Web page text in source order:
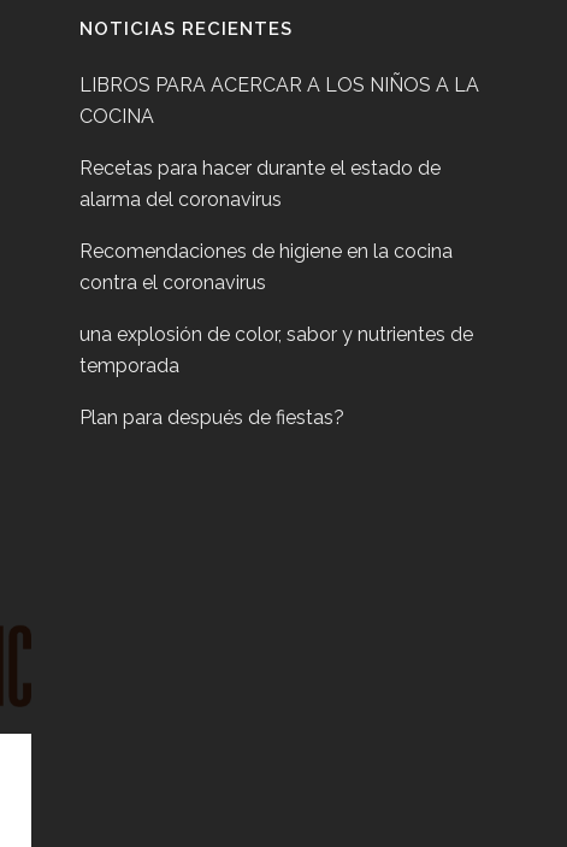
NOTICIAS RECIENTES
LIBROS PARA ACERCAR A LOS NIÑOS A LA
COCINA
Recetas para hacer durante el estado de
alarma del coronavirus
Recomendaciones de higiene en la cocina
contra el coronavirus
una explosión de color, sabor y nutrientes de
temporada
Plan para después de fiestas?